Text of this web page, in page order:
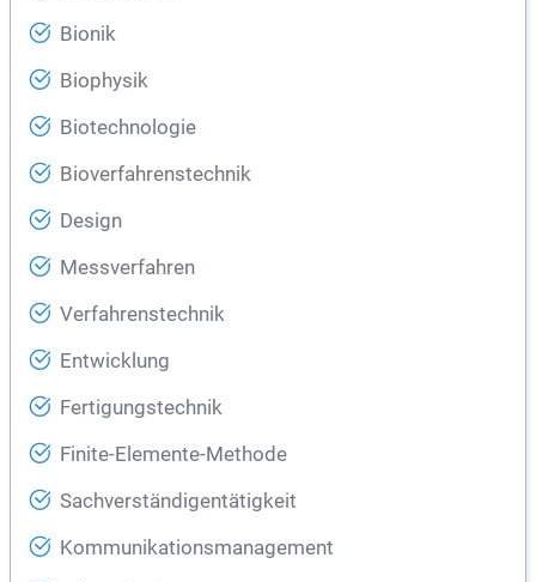
Bionik
Biophysik
Biotechnologie
Bioverfahrenstechnik
Design
Messverfahren
Verfahrenstechnik
Entwicklung
Fertigungstechnik
Finite-Elemente-Methode
Sachverständigentätigkeit
Kommunikationsmanagement